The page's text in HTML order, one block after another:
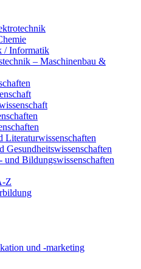
/ Informatik
– Maschinenbau &
Literaturwissenschaften
Gesundheitswissenschaften
und Bildungswissenschaften
Z
und -marketing